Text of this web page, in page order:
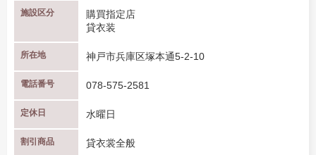
施設区分
購買指定店
貸衣装
所在地 神戸市兵庫区塚本通5-2-10
電話番号 078-575-2581
定休日 水曜日
割引商品 貸衣裳全般